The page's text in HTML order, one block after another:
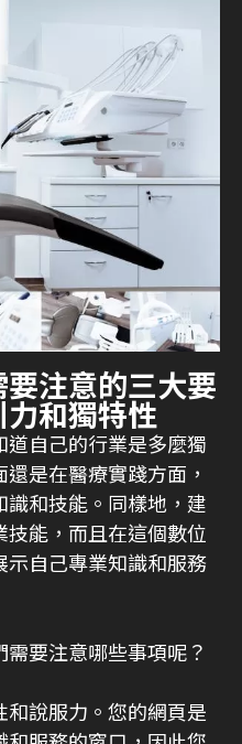
注意的三大要
和獨特性
自己的行業是多麼獨
是在醫療實踐方面，
和技能。同樣地，建
技能，而且在這個數位
示自己專業知識和服務
要注意哪些事項呢？
和說服力。您的網頁是